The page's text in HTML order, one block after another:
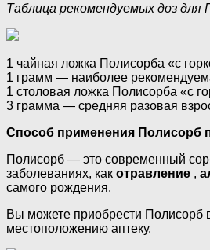
Таблица рекомендуемых доз для
1 чайная ложка Полисорба «с
1 грамм — наиболее
1 столовая ложка Полисорба «с
3 грамма — средняя разовая
Способ применения Полисорб
Полисорб — это современный
заболеваниях, как отравление ,
самого рождения.
Вы можете приобрести Полисорб
местоположению аптеку.